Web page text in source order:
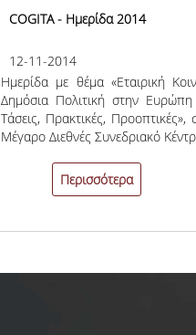
COGITA - Ημερίδα 2014
12-11-2014
Ημερίδα με θέμα «Εταιρική
Δημόσια Πολιτική στην
Τάσεις, Πρακτικές,
Μέγαρο Διεθνές Συνεδριακό
Περισσότερα